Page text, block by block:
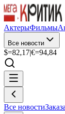
АктерыФильмы
Все новости
$=82,17|€=94,84
Все новости